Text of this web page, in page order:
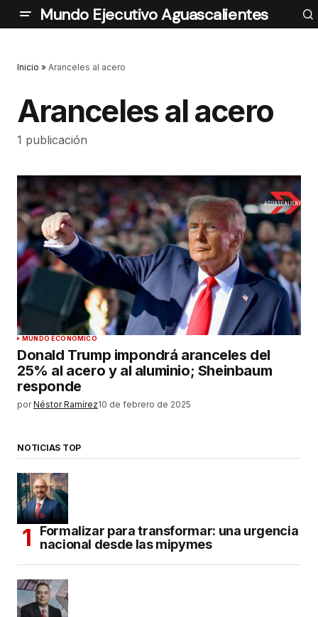
Mundo Ejecutivo Aguascalientes
Inicio » Aranceles al acero
Aranceles al acero
1 publicación
MUNDO ECONÓMICO
Donald Trump impondrá aranceles del
25% al acero y al aluminio; Sheinbaum
responde
por Néstor Ramírez10 de febrero de 2025
NOTICIAS TOP
Formalizar para transformar: una urgencia
nacional desde las mipymes